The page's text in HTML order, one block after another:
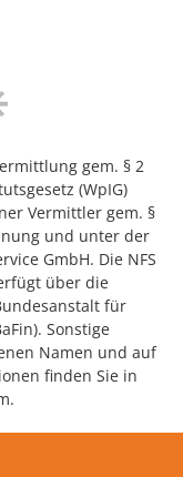
gem. § 2
(WpIG)
Vermittler gem. §
und unter der
GmbH. Die NFS
über die
für
Sonstige
Namen und auf
finden Sie in